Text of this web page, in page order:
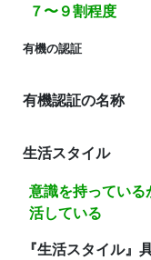
７〜９割程度
有機の認証
有機認証の名称
生活スタイル
意識を持ってい
活している
『生活スタイル』